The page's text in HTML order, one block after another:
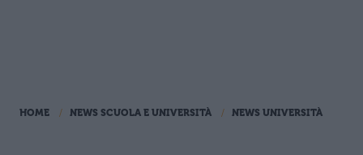
HOME NEWS SCUOLA E UNIVERSITÀ NEWS UNIVERSITÀ